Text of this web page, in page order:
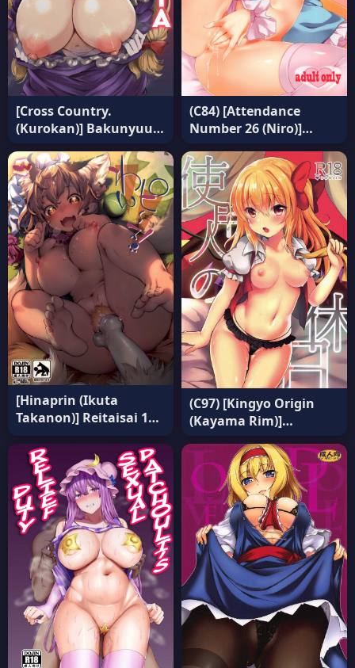
[Cross Country.
(Kurokan)] Bakunyuu
Fantasia – kurokan
(แปลไทย)
(C84) [Attendance
Number 26 (Niro)]
Satori-sama Anan
(Touhou Project) แปล
ไทย
[Hinaprin (Ikuta
Takanon)] Reitaisai 19
แปลไทย
(C97) [Kingyo Origin
(Kayama Rim)]
Shiyounin no Kyuujitsu
(Touhou Project) อ่านฟรี